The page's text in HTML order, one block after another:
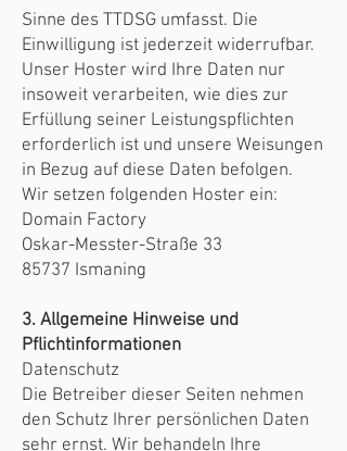
Sinne des TTDSG umfasst. Die
Einwilligung ist jederzeit widerrufbar.
Unser Hoster wird Ihre Daten nur
insoweit verarbeiten, wie dies zur
Erfüllung seiner Leistungspflichten
erforderlich ist und unsere Weisungen
in Bezug auf diese Daten befolgen.
Wir setzen folgenden Hoster ein:
Domain Factory
Oskar-Messter-Straße 33
85737 Ismaning
3. Allgemeine Hinweise und
Pflichtinformationen
Datenschutz
Die Betreiber dieser Seiten nehmen
den Schutz Ihrer persönlichen Daten
sehr ernst. Wir behandeln Ihre